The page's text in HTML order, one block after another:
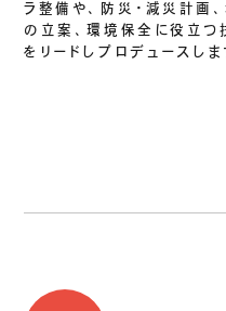
ラ整備や、防災・減災計画
の立案、環境保全に役立つ
をリ​ードしプロデュースしま